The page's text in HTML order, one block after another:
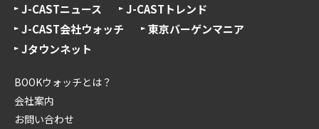
J-CASTニュース
J-CASTトレンド
J-CAST会社ウォッチ
東京バーゲンマニア
Jタウンネット
BOOKウォッチとは？
会社案内
お問い合わせ